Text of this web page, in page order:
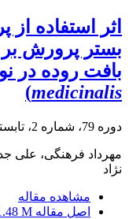
اثر استفاده
بستر پرورش
بافت روده در
medicinalis
)
دوره 79، شماره 2، تابستان 1405، صفحه
مهرداد فرهنگی، علی
نژاد
مشاهده مقاله
اصل مقاله M